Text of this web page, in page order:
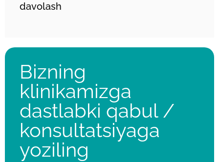
davolash
Bizning
klinikamizga
dastlabki qabul /
konsultatsiyaga
yoziling